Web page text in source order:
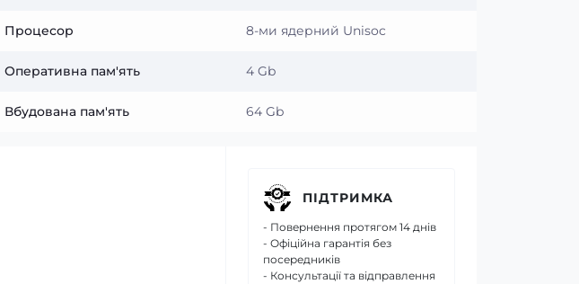
Процесор 8-ми ядерний Unisoc
Оперативна пам'ять 4 Gb
Вбудована пам'ять 64 Gb
ПІДТРИМКА
- Повернення протягом 14 днів
- Офіційна гарантія без
посередників
- Консультації та відправлення